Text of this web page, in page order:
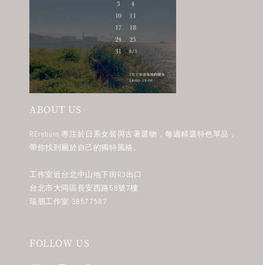
ABOUT US
REreburn 專注於日系女裝與古著選物，每週精選特色單品，
帶你找到屬於自己的獨特風格。
工作室近台北中山地下街R3出口
台北市大同區長安西路58號7樓
瑞朋工作室 38577587
FOLLOW US